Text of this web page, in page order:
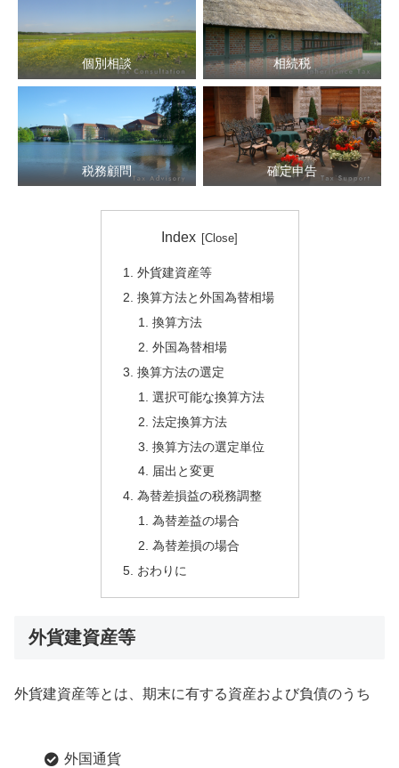
個別相談 相続税
税務顧問 確定申告
Index
外貨建資産等
換算方法と外国為替相場
換算方法
外国為替相場
換算方法の選定
選択可能な換算方法
法定換算方法
換算方法の選定単位
届出と変更
為替差損益の税務調整
為替差益の場合
為替差損の場合
おわりに
外貨建資産等
外貨建資産等とは、期末に有する資産および負債のうち
外国通貨